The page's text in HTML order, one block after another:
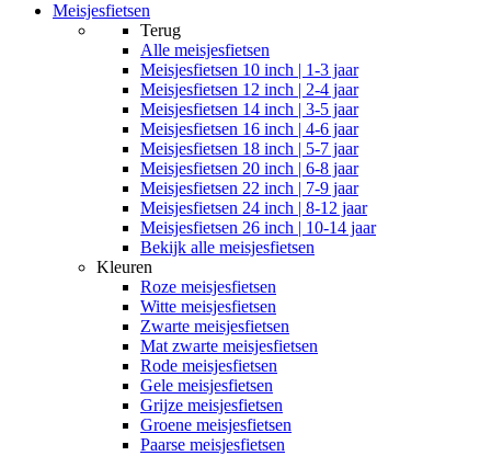
Meisjesfietsen
Terug
Alle meisjesfietsen
Meisjesfietsen 10 inch | 1-3 jaar
Meisjesfietsen 12 inch | 2-4 jaar
Meisjesfietsen 14 inch | 3-5 jaar
Meisjesfietsen 16 inch | 4-6 jaar
Meisjesfietsen 18 inch | 5-7 jaar
Meisjesfietsen 20 inch | 6-8 jaar
Meisjesfietsen 22 inch | 7-9 jaar
Meisjesfietsen 24 inch | 8-12 jaar
Meisjesfietsen 26 inch | 10-14 jaar
Bekijk alle meisjesfietsen
Kleuren
Roze meisjesfietsen
Witte meisjesfietsen
Zwarte meisjesfietsen
Mat zwarte meisjesfietsen
Rode meisjesfietsen
Gele meisjesfietsen
Grijze meisjesfietsen
Groene meisjesfietsen
Paarse meisjesfietsen